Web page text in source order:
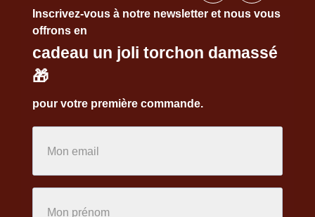
Inscrivez-vous à notre newsletter et nous vous
offrons en
cadeau un joli torchon damassé
🎁
pour votre première commande.